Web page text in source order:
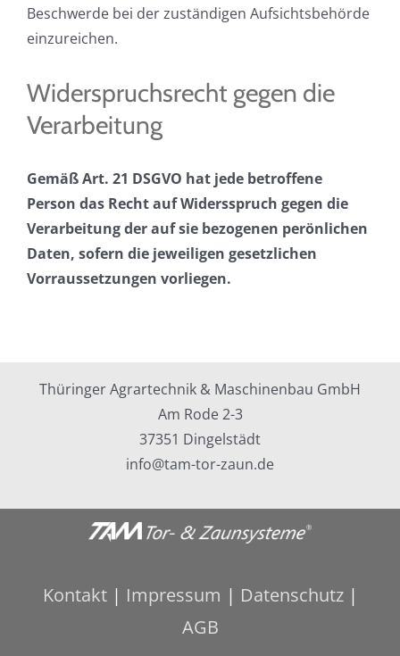
Beschwerde bei der zuständigen Aufsichtsbehörde
einzureichen.
Widerspruchsrecht gegen die
Verarbeitung
Gemäß Art. 21 DSGVO hat jede betroffene
Person das Recht auf Widersspruch gegen die
Verarbeitung der auf sie bezogenen perönlichen
Daten, sofern die jeweiligen gesetzlichen
Vorraussetzungen vorliegen.
Thüringer Agrartechnik & Maschinenbau GmbH
Am Rode 2-3
37351 Dingelstädt
info@tam-tor-zaun.de
Kontakt| Impressum | Datenschutz|
AGB